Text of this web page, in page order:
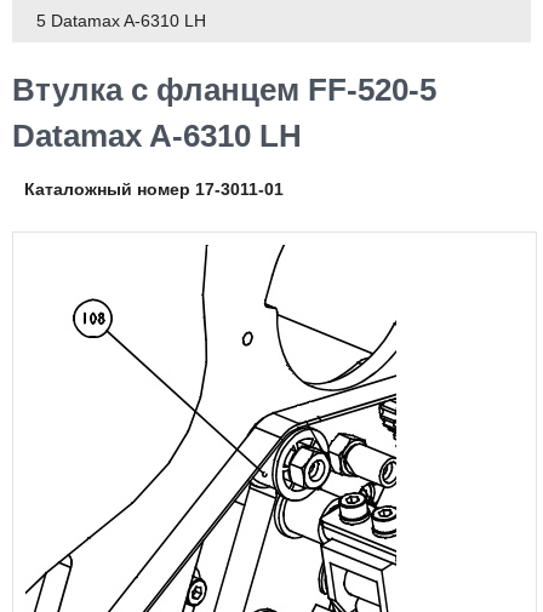
5 Datamax A-6310 LH
Втулка с фланцем FF-520-5
Datamax A-6310 LH
Каталожный номер 17-3011-01